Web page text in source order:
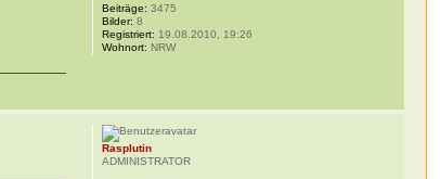
Beiträge: 3475
Bilder: 8
Registriert: 19.08.2010, 19:26
Wohnort: NRW
Rasplutin
ADMINISTRATOR